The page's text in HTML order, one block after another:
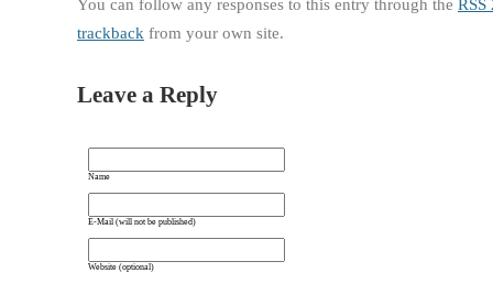
You can follow any responses to this entry through the RSS
trackback from your own site.
Leave a Reply
Name
E-Mail (will not be published)
Website (optional)